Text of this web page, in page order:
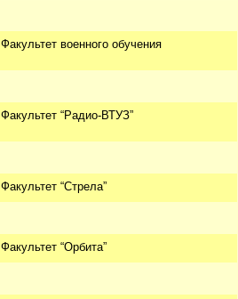
Факультет военного обучения
Факультет “Радио-ВТУЗ”
Факультет “Стрела”
Факультет “Орбита”